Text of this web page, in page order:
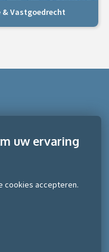
& Vastgoedrecht
uw ervaring
cookies accepteren.